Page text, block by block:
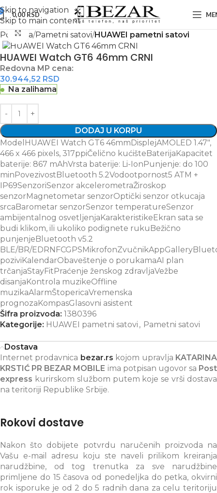
Skip to navigation
Skip to main content
0,00RSD
Početna Pametni satovi HUAWEI pametni satovi
Zumiraj sliku
HUAWEI Watch GT6 46mm CRNI
Redovna MP cena:
30.944,52 RSD
Na zalihama
DODAJ U KORPU
ModelHUAWEI Watch GT6 46mmDisplejAMOLED 1.47",
466 x 466 pixels, 317ppiČelično kućišteBaterijaKapacitet
baterije: 867 mAhVrsta baterije: Li-IonPunjenje: do 100
minPovezivostBluetooth 5.2Vodootpornost5 ATM +
IP69SenzoriSenzor akcelerometraŽiroskop
senzorMagnetometar senzorOptički senzor otkucaja
srcaBarometar senzorSenzor temperatureSenzor
ambijentalnog osvetljenjaKarakteristikeEkran sata se
budi klikom, ili ukoliko podignete rukuBežično
punjenjeBluetooth v5.2
BLE/BR/
poziviKalendarObaveštenje o porukamaAI plan
trčanjaStayFitPraćenje ženskog zdravljaVežbe
disanjaKontrola muzikeOffline
muzikaAlarmŠtopericaVremenska
prognozaKompasGlasovni asistent
Šifra proizvoda: 1380396
Kategorije: HUAWEI pametni satovi , Pametni satovi
Dostava
Internet prodavnica bezar.rs kojom upravlja KATARINA
KRSTIĆ PR BEZAR MOBILE ima potpisan ugovor sa Post
express kurirskom službom putem koje se vrši dostava
na teritoriji Republike Srbije.
Rokovi dostave
Nakon što dobijete potvrdu naručenih proizvoda na
Vašu e-mail adresu koju ste naveli prilikom kreiranja
narudžbine, od tog trenutka za sve narudžbine
primljene do 15 časova od ponedeljka do petka, okvirni
rok isporuke je od 2 do 5 radnih dana za celu teritoriju